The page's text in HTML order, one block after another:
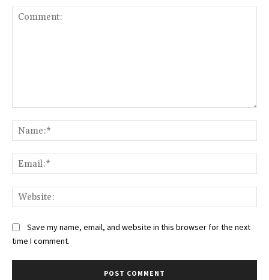
Save my name, email, and website in this browser for the next
time I comment.